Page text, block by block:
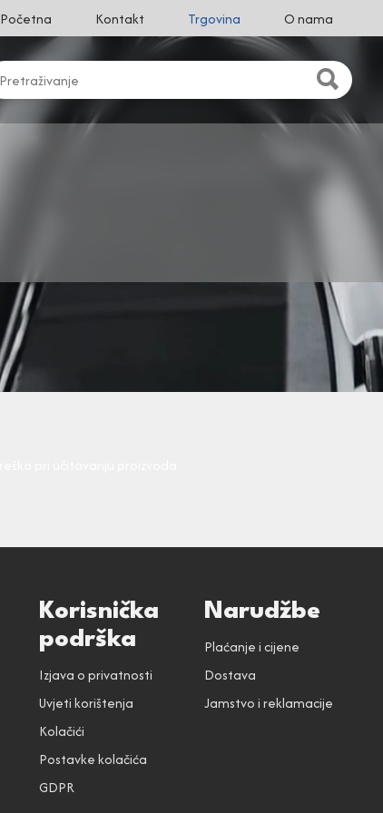
Početna Kontakt Trgovina O nama
Korisnička
podrška
Izjava o privatnosti
Uvjeti korištenja
Kolačići
Postavke kolačića
GDPR
Narudžbe
Plaćanje i cijene
Dostava
Jamstvo i reklamacije